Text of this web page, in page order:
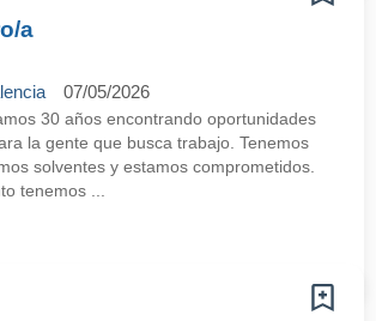
a
07/05/2026
30 años encontrando oportunidades
la gente que busca trabajo. Tenemos
solventes y estamos comprometidos.
tenemos ...